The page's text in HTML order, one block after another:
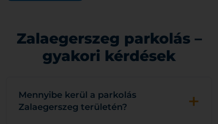
Zalaegerszeg parkolás –
gyakori kérdések
Mennyibe kerül a parkolás
Zalaegerszeg területén?
+